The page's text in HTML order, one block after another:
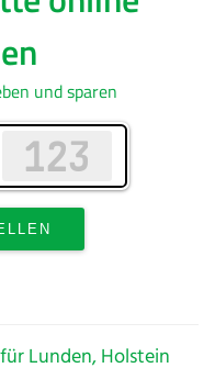
Lunden, Holstein